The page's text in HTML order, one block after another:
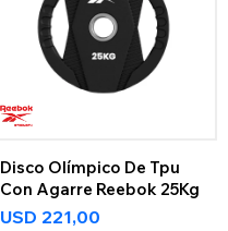
Disco Olímpico De Tpu
Con Agarre Reebok 25Kg
USD 221,00